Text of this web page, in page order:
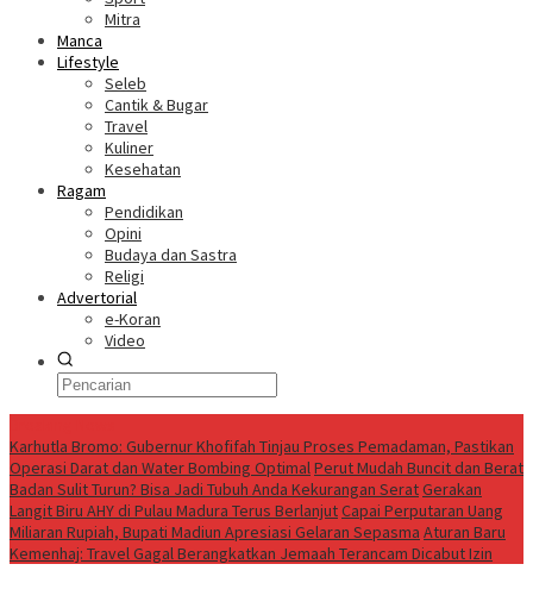
Mitra
Manca
Lifestyle
Seleb
Cantik & Bugar
Travel
Kuliner
Kesehatan
Ragam
Pendidikan
Opini
Budaya dan Sastra
Religi
Advertorial
e-Koran
Video
Karhutla Bromo: Gubernur Khofifah Tinjau Proses Pemadaman, Pastikan
Operasi Darat dan Water Bombing OptimalPerut Mudah Buncit dan Berat
Badan Sulit Turun? Bisa Jadi Tubuh Anda Kekurangan SeratGerakan
Langit Biru AHY di Pulau Madura Terus BerlanjutCapai Perputaran Uang
Miliaran Rupiah, Bupati Madiun Apresiasi Gelaran Sepasma Aturan Baru
Kemenhaj: Travel Gagal Berangkatkan Jemaah Terancam Dicabut Izin